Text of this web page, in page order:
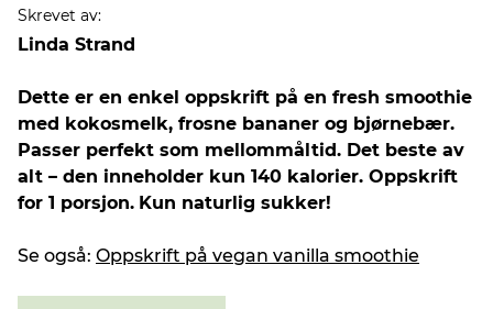
Skrevet av:
Linda Strand
Dette er en enkel oppskrift på en fresh smoothie
med kokosmelk, frosne bananer og bjørnebær.
Passer perfekt som mellommåltid. Det beste av
alt – den inneholder kun 140 kalorier. Oppskrift
for 1 porsjon. Kun naturlig sukker!
Se også: Oppskrift på vegan vanilla smoothie